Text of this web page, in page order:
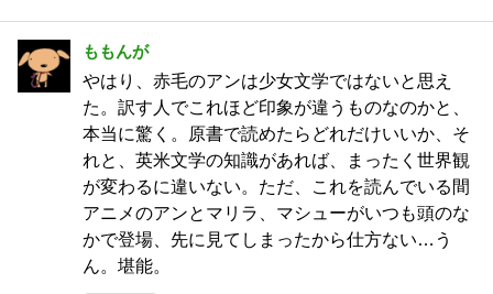
ももんが
やはり、赤毛のアンは少女文学ではないと思え
た。訳す人でこれほど印象が違うものなのかと、
本当に驚く。原書で読めたらどれだけいいか、そ
れと、英米文学の知識があれば、まったく世界観
が変わるに違いない。ただ、これを読んでいる間
アニメのアンとマリラ、マシューがいつも頭のな
かで登場、先に見てしまったから仕方ない…う
ん。堪能。